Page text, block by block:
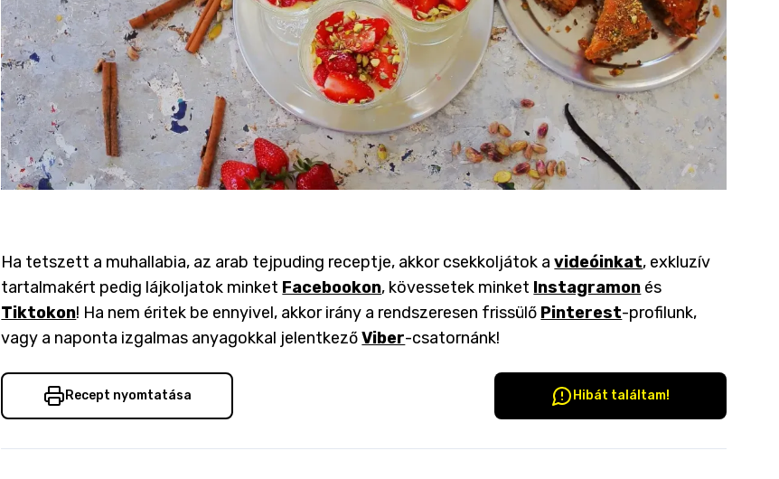
Ha tetszett a muhallabia, az arab tejpuding receptje, akkor csekkoljátok avideóinkat, exkluzív
tartalmakért pedig lájkoljatok minket Facebookon, kövessetek minket Instagramon és
Tiktokon! Ha nem éritek be ennyivel, akkor irány a rendszeresen frissülő Pinterest-profilunk,
vagy a naponta izgalmas anyagokkal jelentkezőViber-csatornánk!
Recept nyomtatása Hibát találtam!